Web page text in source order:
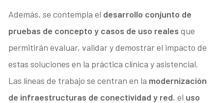
Además, se contempla el desarrollo conjunto de
pruebas de concepto y casos de uso reales que
permitirán evaluar, validar y demostrar el impacto de
estas soluciones en la práctica clínica y asistencial.
Las líneas de trabajo se centran en la modernización
de infraestructuras de conectividad y red, el uso